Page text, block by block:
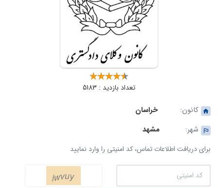
تعداد بازدید : 5183
کانون:
خراسان
شهر:
مشهد
برای دریافت اطلاعات تماس، کد امنیتی را وارد نمایید